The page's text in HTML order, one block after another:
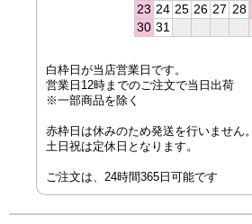
23 24 25 26 27 28
30 31
白枠日が当店営業日です。
営業日12時までのご注文で当日出荷
※一部商品を除く
赤枠日は休みのため発送を行いません。
土日祝は定休日となります。
ご注文は、24時間365日可能です